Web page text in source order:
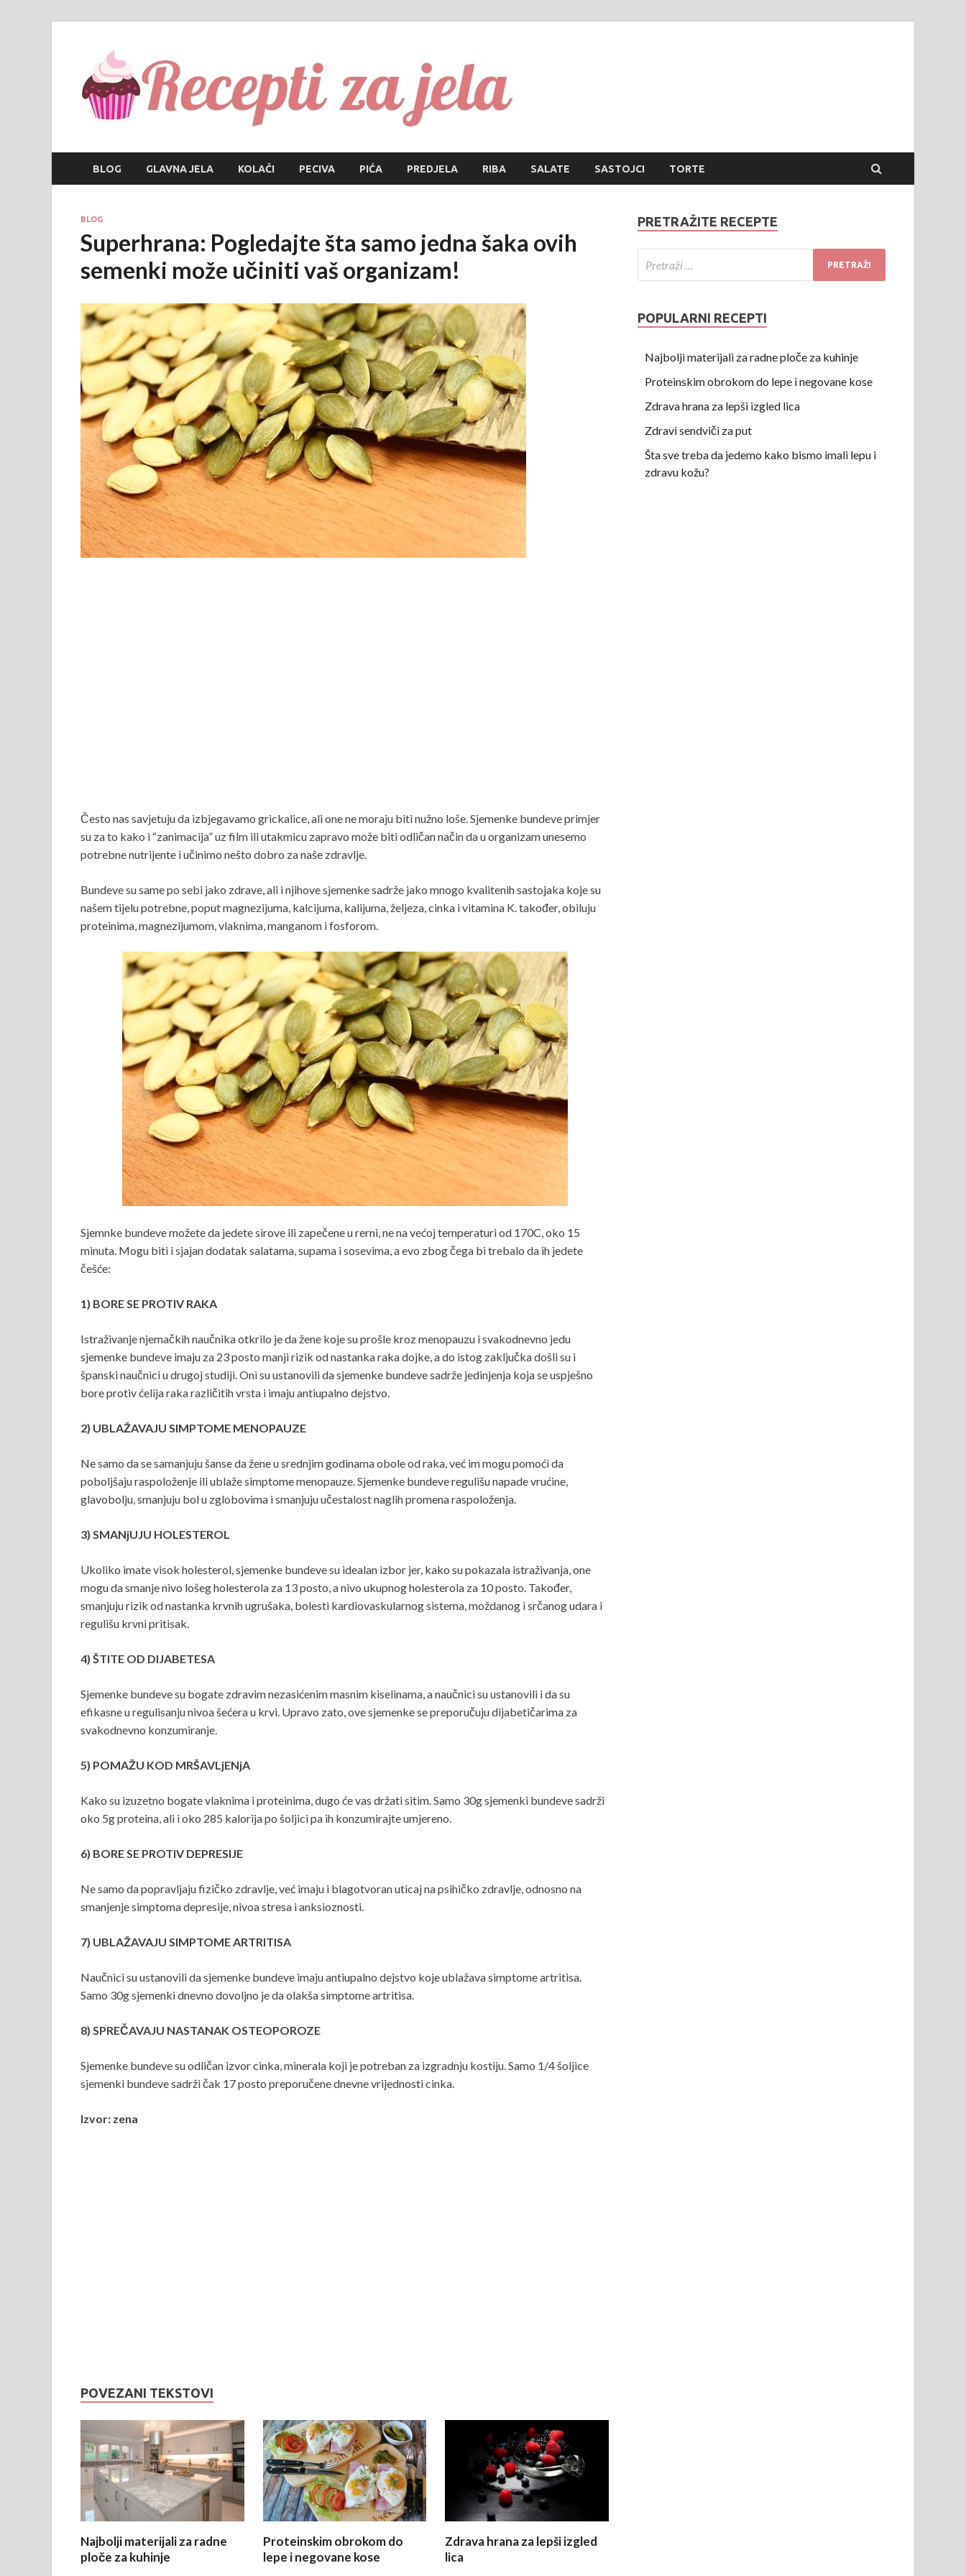
BLOG GLAVNA JELA KOLAČI PECIVA PIĆA PREDJELA RIBA SALATE SASTOJCI TORTE
BLOG
Superhrana: Pogledajte šta samo jedna šaka ovih
semenki može učiniti vaš organizam!
Često nas savjetuju da izbjegavamo grickalice, ali one ne moraju biti nužno loše. Sjemenke bundeve primjer
su za to kako i “zanimacija” uz film ili utakmicu zapravo može biti odličan način da u organizam unesemo
potrebne nutrijente i učinimo nešto dobro za naše zdravlje.
Bundeve su same po sebi jako zdrave, ali i njihove sjemenke sadrže jako mnogo kvalitenih sastojaka koje su
našem tijelu potrebne, poput magnezijuma, kalcijuma, kalijuma, željeza, cinka i vitamina K. također, obiluju
proteinima, magnezijumom, vlaknima, manganom i fosforom.
Sjemnke bundeve možete da jedete sirove ili zapečene u rerni, ne na većoj temperaturi od 170C, oko 15
minuta. Mogu biti i sjajan dodatak salatama, supama i sosevima, a evo zbog čega bi trebalo da ih jedete
češće:
1) BORE SE PROTIV RAKA
Istraživanje njemačkih naučnika otkrilo je da žene koje su prošle kroz menopauzu i svakodnevno jedu
sjemenke bundeve imaju za 23 posto manji rizik od nastanka raka dojke, a do istog zaključka došli su i
španski naučnici u drugoj studiji. Oni su ustanovili da sjemenke bundeve sadrže jedinjenja koja se uspješno
bore protiv ćelija raka različitih vrsta i imaju antiupalno dejstvo.
2) UBLAŽAVAJU SIMPTOME MENOPAUZE
Ne samo da se samanjuju šanse da žene u srednjim godinama obole od raka, već im mogu pomoći da
poboljšaju raspoloženje ili ublaže simptome menopauze. Sjemenke bundeve regulišu napade vrućine,
glavobolju, smanjuju bol u zglobovima i smanjuju učestalost naglih promena raspoloženja.
3) SMANjUJU HOLESTEROL
Ukoliko imate visok holesterol, sjemenke bundeve su idealan izbor jer, kako su pokazala istraživanja, one
mogu da smanje nivo lošeg holesterola za 13 posto, a nivo ukupnog holesterola za 10 posto. Također,
smanjuju rizik od nastanka krvnih ugrušaka, bolesti kardiovaskularnog sistema, moždanog i srčanog udara i
regulišu krvni pritisak.
4) ŠTITE OD DIJABETESA
Sjemenke bundeve su bogate zdravim nezasićenim masnim kiselinama, a naučnici su ustanovili i da su
efikasne u regulisanju nivoa šećera u krvi. Upravo zato, ove sjemenke se preporučuju dijabetičarima za
svakodnevno konzumiranje.
5) POMAŽU KOD MRŠAVLjENjA
Kako su izuzetno bogate vlaknima i proteinima, dugo će vas držati sitim. Samo 30g sjemenki bundeve sadrži
oko 5g proteina, ali i oko 285 kalorija po šoljici pa ih konzumirajte umjereno.
6) BORE SE PROTIV DEPRESIJE
Ne samo da popravljaju fizičko zdravlje, već imaju i blagotvoran uticaj na psihičko zdravlje, odnosno na
smanjenje simptoma depresije, nivoa stresa i anksioznosti.
7) UBLAŽAVAJU SIMPTOME ARTRITISA
Naučnici su ustanovili da sjemenke bundeve imaju antiupalno dejstvo koje ublažava simptome artritisa.
Samo 30g sjemenki dnevno dovoljno je da olakša simptome artritisa.
8) SPREČAVAJU NASTANAK OSTEOPOROZE
Sjemenke bundeve su odličan izvor cinka, minerala koji je potreban za izgradnju kostiju. Samo 1/4 šoljice
sjemenki bundeve sadrži čak 17 posto preporučene dnevne vrijednosti cinka.
Izvor: zena
POVEZANI TEKSTOVI
Najbolji materijali za radne
ploče za kuhinje
Proteinskim obrokom do
lepe i negovane kose
Zdrava hrana za lepši izgled
lica
PRETRAŽITE RECEPTE
POPULARNI RECEPTI
Najbolji materijali za radne ploče za kuhinje
Proteinskim obrokom do lepe i negovane kose
Zdrava hrana za lepši izgled lica
Zdravi sendviči za put
Šta sve treba da jedemo kako bismo imali lepu i
zdravu kožu?